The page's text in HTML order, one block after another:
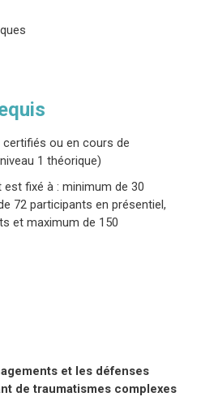
tout en leur
une dimension
et la co-organisation
leur intégration et de
avec les enfants :
bloqué et intégration
chez les enfants
chroniques et
se bloquer assez
enracinées, des
et des interventions
développement des
certifiés ou en cours de
1 théorique)
est fixé à : minimum de 30
72 participants en présentiel,
et maximum de 150
et les défenses
de traumatismes complexes